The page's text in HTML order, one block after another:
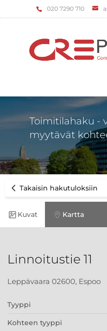
‌020 7290 710
Toimitilahaku -
myytävät
Takaisin hakutuloksiin
Kuvat Kartta
Linnoitustie 11
Leppävaara 02600, Espoo
Tyyppi
Kohteen tyyppi